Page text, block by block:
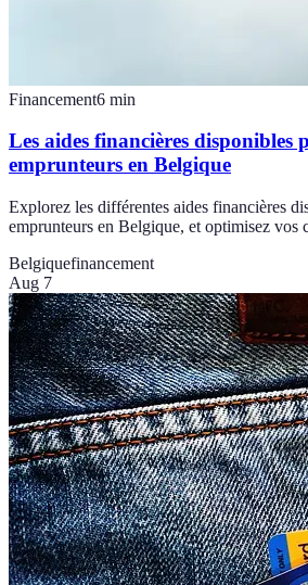
Financement6 min
Les aides financières disponibles
emprunteurs en Belgique
Explorez les différentes aides financières
emprunteurs en Belgique, et optimisez vos
Belgiquefinancement
Aug 7